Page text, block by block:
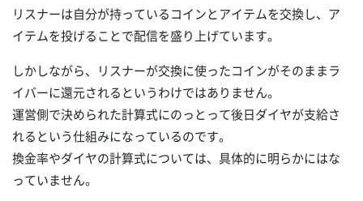
リスナーは自分が持っているコインとアイテムを交換し、ア
イテムを投げることで配信を盛り上げています。
しかしながら、リスナーが交換に使ったコインがそのままラ
イバーに還元されるというわけではありません。
運営側で決められた計算式にのっとって後日ダイヤが支給さ
れるという仕組みになっているのです。
換金率やダイヤの計算式については、具体的に明らかにはな
っていません。